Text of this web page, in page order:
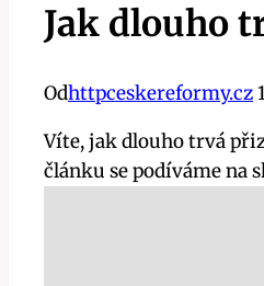
Jak dlouho
Odhttpceskereformy.cz
Víte, jak dlouho trvá
článku se podíváme na